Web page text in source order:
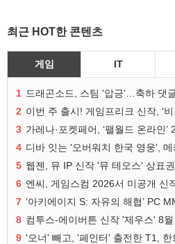
최근 HOT한 콘텐츠
게임 IT
1 드래곤소드, 스팀 '압긍'…축하 댓
2 이번 주 출시! 게임프리크 신작, '
3 가레나·포켓페어, ‘팰월드 온라인’
4 디바 잇는 '오버워치 한국 영웅',
5 웹젠, 뮤 IP 신작 '뮤 테오스' 상표
6 엔씨, 게임스컴 2026서 미공개 신
7 ‘아키에이지 S: 자유의 해협’ PC
8
9 '오너' 빼고, '페인터' 출전한 T1, 한